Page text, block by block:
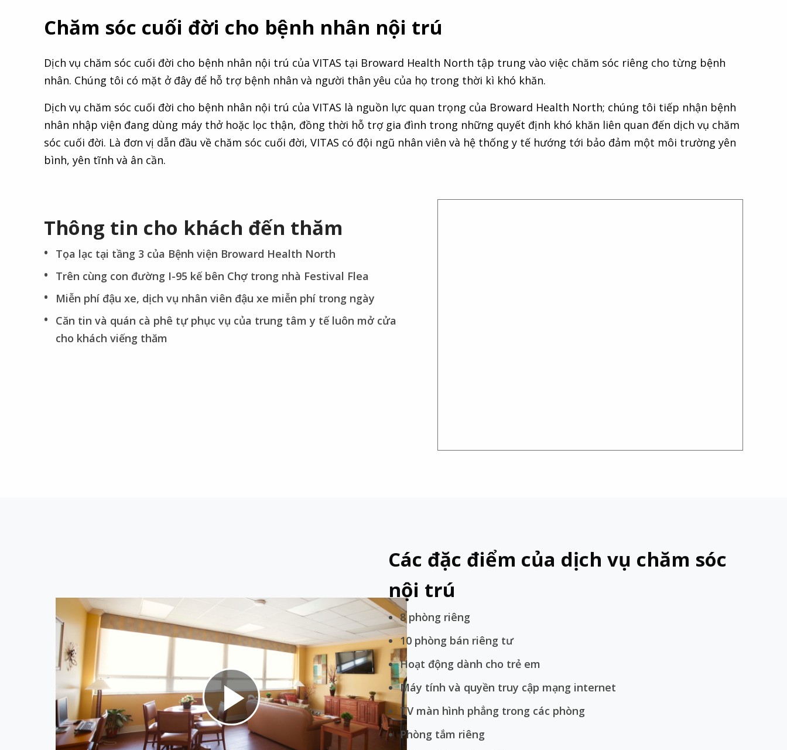
Chăm sóc cuối đời cho bệnh nhân nội trú
Dịch vụ chăm sóc cuối đời cho bệnh nhân nội trú của VITAS tại Broward Health North tập trung vào việc chăm sóc riêng cho từng bệnh
nhân. Chúng tôi có mặt ở đây để hỗ trợ bệnh nhân và người thân yêu của họ trong thời kì khó khăn.
Dịch vụ chăm sóc cuối đời cho bệnh nhân nội trú của VITAS là nguồn lực quan trọng của Broward Health North; chúng tôi tiếp nhận bệnh
nhân nhập viện đang dùng máy thở hoặc lọc thận, đồng thời hỗ trợ gia đình trong những quyết định khó khăn liên quan đến dịch vụ chăm
sóc cuối đời. Là đơn vị dẫn đầu về chăm sóc cuối đời, VITAS có đội ngũ nhân viên và hệ thống y tế hướng tới bảo đảm một môi trường yên
bình, yên tĩnh và ân cần.
Thông tin cho khách đến thăm
Tọa lạc tại tầng 3 của Bệnh viện Broward Health North
Trên cùng con đường I-95 kế bên Chợ trong nhà Festival Flea
Miễn phí đậu xe, dịch vụ nhân viên đậu xe miễn phí trong ngày
Căn tin và quán cà phê tự phục vụ của trung tâm y tế luôn mở cửa
cho khách viếng thăm
Play
Các đặc điểm của dịch vụ chăm sóc
nội trú
8 phòng riêng
10 phòng bán riêng tư
Hoạt động dành cho trẻ em
Máy tính và quyền truy cập mạng internet
TV màn hình phẳng trong các phòng
Phòng tắm riêng